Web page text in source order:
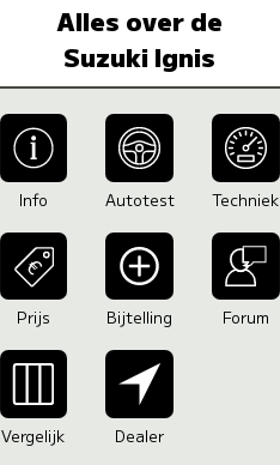
Alles over de
Suzuki Ignis
Info Autotest Techniek
Prijs Bijtelling Forum
Vergelijk Dealer